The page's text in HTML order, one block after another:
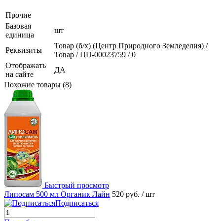
Прочие
Базовая
единица
шт
Реквизиты
Товар (б/х) (Центр Природного Земледелия) /
Товар / ЦП-00023759 / 0
Отображать
на сайте
ДА
Похожие товары (8)
Быстрый просмотр
Липосам 500 мл Органик Лайн 520 руб. / шт
Подписаться